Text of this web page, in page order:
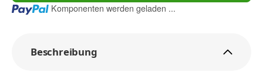
Loading... Komponenten werden geladen ...
Beschreibung